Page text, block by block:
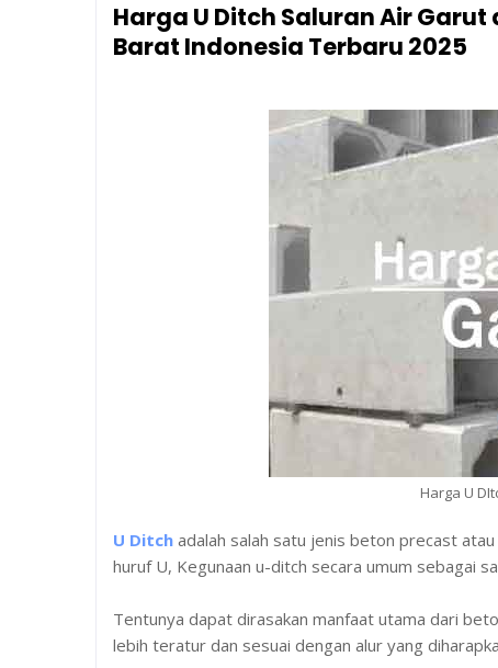
Harga U Ditch Saluran Air
Barat Indonesia Terbaru 2025
Harga U
U Ditch adalah salah satu jenis beton precast
huruf U, Kegunaan u-ditch secara umum sebagai
Tentunya dapat dirasakan manfaat utama dari
lebih teratur dan sesuai dengan alur yang